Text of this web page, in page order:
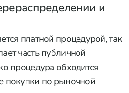
и
платной процедурой, так
часть публичной
процедура обходится
покупки по рыночной